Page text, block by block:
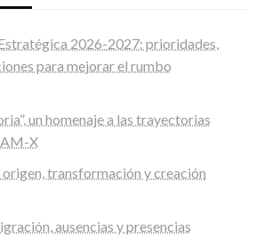
2026-2027: prioridades,
para mejorar el rumbo
un homenaje a las trayectorias
X
origen, transformación y creación
ausencias y presencias